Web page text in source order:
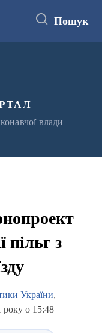
Пошук
влади
пільг з
України,
року о 15:48